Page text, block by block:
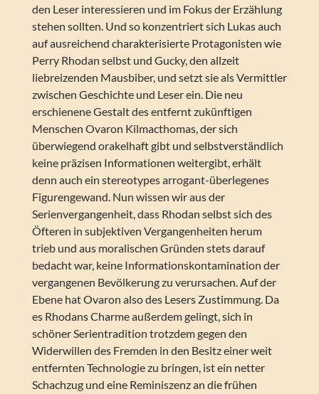
den Leser interessieren und im Fokus der Erzählung
stehen sollten. Und so konzentriert sich Lukas auch
auf ausreichend charakterisierte Protagonisten wie
Perry Rhodan selbst und Gucky, den allzeit
liebreizenden Mausbiber, und setzt sie als Vermittler
zwischen Geschichte und Leser ein. Die neu
erschienene Gestalt des entfernt zukünftigen
Menschen Ovaron Kilmacthomas, der sich
überwiegend orakelhaft gibt und selbstverständlich
keine präzisen Informationen weitergibt, erhält
denn auch ein stereotypes arrogant-überlegenes
Figurengewand. Nun wissen wir aus der
Serienvergangenheit, dass Rhodan selbst sich des
Öfteren in subjektiven Vergangenheiten herum
trieb und aus moralischen Gründen stets darauf
bedacht war, keine Informationskontamination der
vergangenen Bevölkerung zu verursachen. Auf der
Ebene hat Ovaron also des Lesers Zustimmung. Da
es Rhodans Charme außerdem gelingt, sich in
schöner Serientradition trotzdem gegen den
Widerwillen des Fremden in den Besitz einer weit
entfernten Technologie zu bringen, ist ein netter
Schachzug und eine Reminiszenz an die frühen